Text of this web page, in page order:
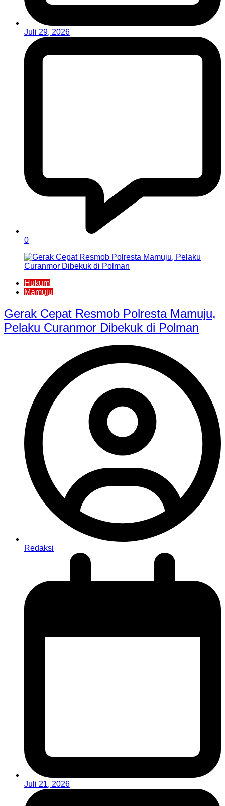
Juli 29, 2026
0
Hukum
Mamuju
Gerak Cepat Resmob Polresta Mamuju,
Pelaku Curanmor Dibekuk di Polman
Redaksi
Juli 21, 2026